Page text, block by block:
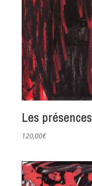
Les présences
120,00€